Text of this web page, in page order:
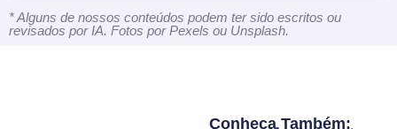
* Alguns de nossos conteúdos podem ter sido escritos ou
revisados por IA. Fotos por Pexels ou Unsplash.
Conheça Também: